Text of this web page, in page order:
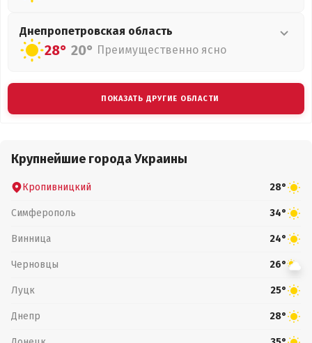
Днепропетровская область
28° 20° Преимущественно ясно
ПОКАЗАТЬ ДРУГИЕ ОБЛАСТИ
Крупнейшие города Украины
Кропивницкий 28°
Симферополь 34°
Винница 24°
Черновцы 26°
Луцк 25°
Днепр 28°